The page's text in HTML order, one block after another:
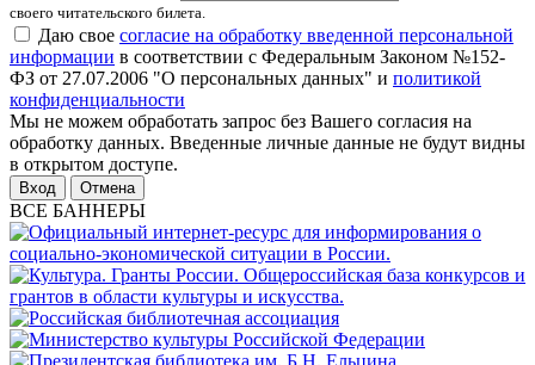
своего читательского билета.
Даю свое согласие на обработку введенной персональной
информации в соответствии с Федеральным Законом №152-
ФЗ от 27.07.2006 "О персональных данных" и политикой
конфиденциальности
Мы не можем обработать запрос без Вашего согласия на
обработку данных. Введенные личные данные не будут видны
в открытом доступе.
Отмена
ВСЕ БАННЕРЫ